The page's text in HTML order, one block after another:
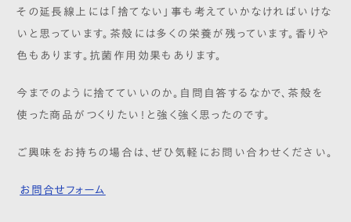
その延長線上には「捨てない」事も考えていかなければいけな
いと思っています。茶殻には多くの栄養が残っています。香りや
色もあります。抗菌作用効果もあります。
今までのように捨てていいのか。自問自答するなかで、茶殻を
使った商品がつくりたい！と強く強く思ったのです。
ご興味をお持ちの場合は、ぜひ気軽にお問い合わせください。
お問合せフォーム